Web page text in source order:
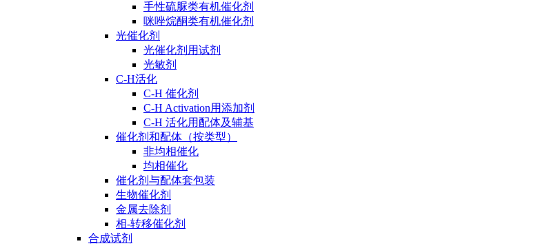
手性硫脲类有机催化剂
咪唑烷酮类有机催化剂
光催化剂
光催化剂用试剂
光敏剂
C-H活化
C-H 催化剂
C-H Activation用添加剂
C-H 活化用配体及辅基
催化剂和配体（按类型）
非均相催化
均相催化
催化剂与配体套包装
生物催化剂
金属去除剂
相-转移催化剂
合成试剂